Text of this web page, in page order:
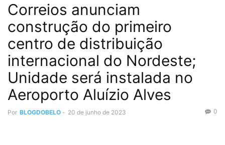
Correios anunciam
construção do primeiro
centro de distribuição
internacional do Nordeste;
Unidade será instalada no
Aeroporto Aluízio Alves
Por BLOGDOBELO - 20 de junho de 2023 0